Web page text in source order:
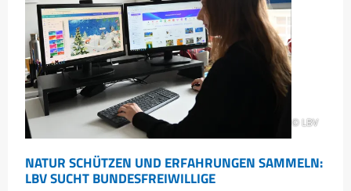
die
Scheidtobelbahn
© LBV
NATUR SCHÜTZEN UND ERFAHRUNGEN SAMMELN:
LBV SUCHT BUNDESFREIWILLIGE